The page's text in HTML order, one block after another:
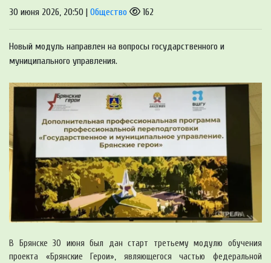
30 июня 2026, 20:50 | Общество 162
Новый модуль направлен на вопросы государственного и
муниципального управления.
В Брянске 30 июня был дан старт третьему модулю обучения
проекта «Брянские Герои», являющегося частью федеральной